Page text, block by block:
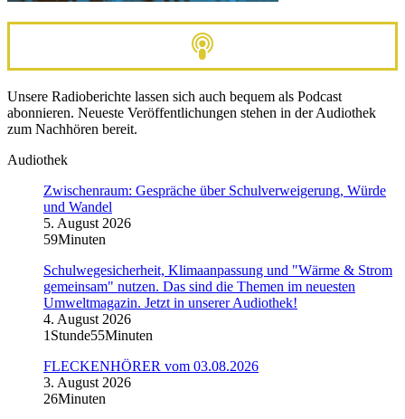
Unsere Radioberichte lassen sich auch bequem als Podcast
abonnieren. Neueste Veröffentlichungen stehen in der Audiothek
zum Nachhören bereit.
Audiothek
Zwischenraum: Gespräche über Schulverweigerung, Würde
und Wandel
5. August 2026
59Minuten
Schulwegesicherheit, Klimaanpassung und "Wärme & Strom
gemeinsam" nutzen. Das sind die Themen im neuesten
Umweltmagazin. Jetzt in unserer Audiothek!
4. August 2026
1Stunde55Minuten
FLECKENHÖRER vom 03.08.2026
3. August 2026
26Minuten